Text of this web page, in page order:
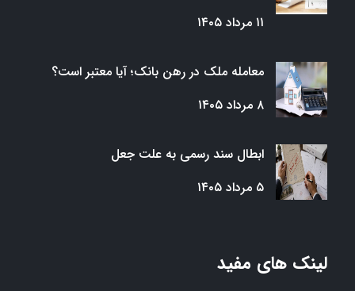
۱۱ مرداد ۱۴۰۵
معامله ملک در رهن بانک؛ آیا معتبر است؟
۸ مرداد ۱۴۰۵
ابطال سند رسمی به علت جعل
۵ مرداد ۱۴۰۵
لینک های مفید